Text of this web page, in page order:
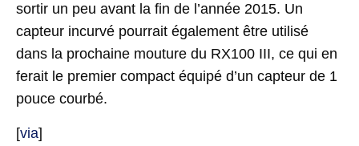
sortir un peu avant la fin de l’année 2015. Un
capteur incurvé pourrait également être utilisé
dans la prochaine mouture du RX100 III, ce qui en
ferait le premier compact équipé d’un capteur de 1
pouce courbé.
[via]